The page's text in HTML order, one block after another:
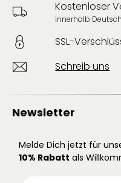
Kostenloser
innerhalb
SSL-
Schreib uns
Newsletter
Melde Dich jetzt für
10% Rabatt als